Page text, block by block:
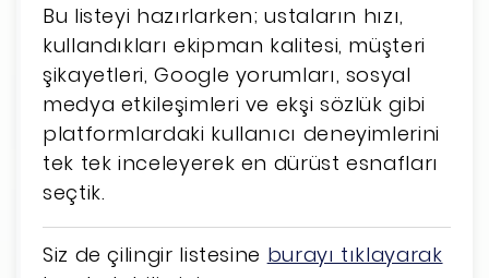
Bu listeyi hazırlarken; ustaların hızı,
kullandıkları ekipman kalitesi, müşteri
şikayetleri, Google yorumları, sosyal
medya etkileşimleri ve ekşi sözlük gibi
platformlardaki kullanıcı deneyimlerini
tek tek inceleyerek en dürüst esnafları
seçtik.
Siz de çilingir listesine burayı tıklayarak